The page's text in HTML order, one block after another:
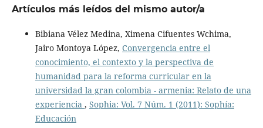
Artículos más leídos del mismo autor/a
Bibiana Vélez Medina, Ximena Cifuentes Wchima,
Jairo Montoya López, Convergencia entre el
conocimiento, el contexto y la perspectiva de
humanidad para la reforma curricular en la
universidad la gran colombia - armenia: Relato de una
experiencia , Sophia: Vol. 7 Núm. 1 (2011): Sophía:
Educación